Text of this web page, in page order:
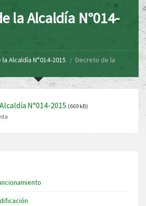
la Alcaldía N°014-
Alcaldía N°014-2015
Decreto de la
N°014-2015 (669 kB)